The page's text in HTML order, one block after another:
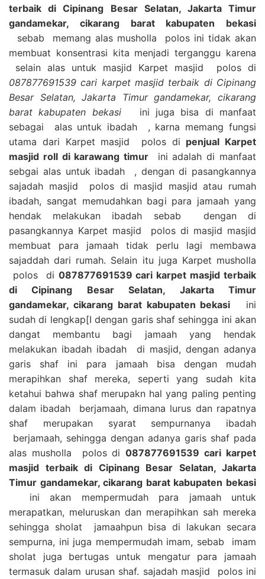
terbaik di Cipinang Besar Selatan, Jakarta Timur
gandamekar, cikarang barat kabupaten bekasi
sebab memang alas musholla polos ini tidak akan
membuat konsentrasi kita menjadi terganggu karena
selain alas untuk masjid Karpet masjid polos di
087877691539 cari karpet masjid terbaik di Cipinang
Besar Selatan, Jakarta Timur gandamekar, cikarang
barat kabupaten bekasi ini juga bisa di manfaat
sebagai alas untuk ibadah , karna memang fungsi
utama dari Karpet masjid polos di penjual Karpet
masjid roll di karawang timur ini adalah di manfaat
sebgai alas untuk ibadah , dengan di pasangkannya
sajadah masjid polos di masjid masjid atau rumah
ibadah, sangat memudahkan bagi para jamaah yang
hendak melakukan ibadah sebab dengan di
pasangkannya Karpet masjid polos di masjid masjid
membuat para jamaah tidak perlu lagi membawa
sajaddah dari rumah. Selain itu juga Karpet musholla
polos di 087877691539 cari karpet masjid terbaik
di Cipinang Besar Selatan, Jakarta Timur
gandamekar, cikarang barat kabupaten bekasi ini
sudah di lengkap[I dengan garis shaf sehingga ini akan
dangat membantu bagi jamaah yang hendak
melakukan ibadah ibadah di masjid, dengan adanya
garis shaf ini para jamaah bisa dengan mudah
merapihkan shaf mereka, seperti yang sudah kita
ketahui bahwa shaf merupakn hal yang paling penting
dalam ibadah berjamaah, dimana lurus dan rapatnya
shaf merupakan syarat sempurnanya ibadah
berjamaah, sehingga dengan adanya garis shaf pada
alas musholla polos di087877691539 cari karpet
masjid terbaik di Cipinang Besar Selatan, Jakarta
Timur gandamekar, cikarang barat kabupaten bekasi
ini akan mempermudah para jamaah untuk
merapatkan, meluruskan dan merapihkan sah mereka
sehingga sholat jamaahpun bisa di lakukan secara
sempurna, ini juga mempermudah imam, sebab imam
sholat juga bertugas untuk mengatur para jamaah
termasuk dalam urusan shaf. sajadah masjid polos ini